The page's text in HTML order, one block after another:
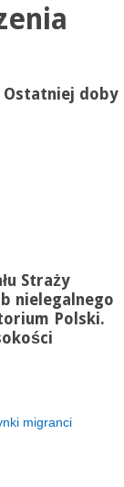
Ostatniej doby
Straży
nielegalnego
Polski.
migranci